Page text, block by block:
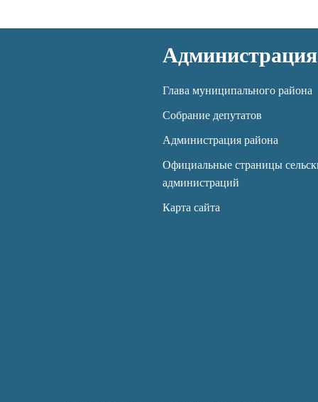
Администрация
Глава муниципального района
Собрание депутатов
Администрация района
Официальные страницы
администраций
Карта сайта